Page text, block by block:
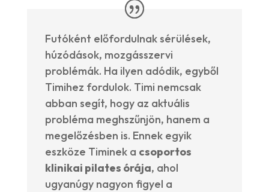
Futóként előfordulnak sérülések,
húzódások, mozgásszervi
problémák. Ha ilyen adódik, egyből
Timihez fordulok. Timi nemcsak
abban segít, hogy az aktuális
probléma meghszűnjön, hanem a
megelőzésben is. Ennek egyik
eszköze Timinek a csoportos
klinikai pilates órája, ahol
ugyanúgy nagyon figyel a